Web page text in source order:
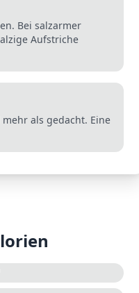
Bei salzarmer
Aufstriche
als gedacht. Eine